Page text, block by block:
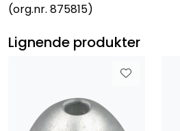
(org.nr. 875815)
Lignende produkter